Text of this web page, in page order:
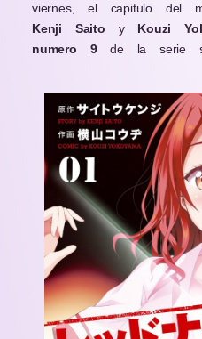
viernes, el capitulo del
Kenji Saito yKouzi
numero
9de la serie